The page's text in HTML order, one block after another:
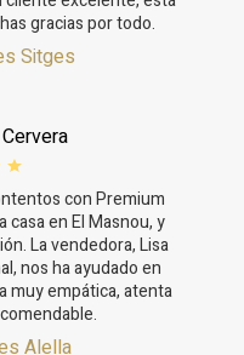
gracias por todo.
Sitges
con Premium
en El Masnou, y
La vendedora, Lisa
nos ha ayudado en
muy empática, atenta
Alella